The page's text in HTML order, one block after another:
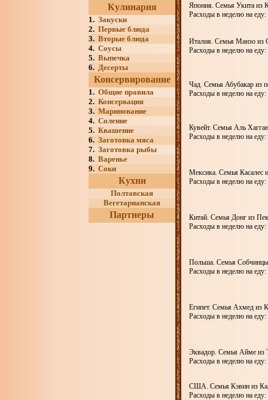
Кулинария
1. Закуски
2. Первые блюда
3. Вторые блюда
4. Соусы
5. Выпечка
6. Десерты
Консервирование
1. Общие правила
2. Консервация
3. Маринование
4. Соление
5. Квашение
6. Заготовка мяса
7. Заготовка рыбы
8. Варенье
9. Соки
Кухни
Полтавская
Вегетарианская
Партнеры
Япония. Семья Укита из
Расходы в неделю на
Италия. Семья Манзо из
Расходы в неделю на
Чад. Семья Абубакар из
Расходы в неделю на
Кувейт. Семья Аль
Расходы в неделю на
Мексика. Семья Касалес
Расходы в неделю на
Китай. Семья Донг из
Расходы в неделю на
Польша. Семья
Расходы в неделю на
Египет. Семья Ахмед из
Расходы в неделю на
Эквадор. Семья Айме из
Расходы в неделю на еду:
США. Семья Кэвин из
Расходы в неделю на еду: